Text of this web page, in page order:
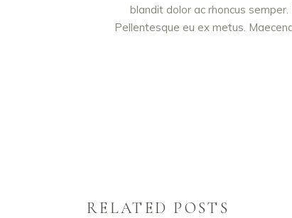
blandit dolor ac rhoncus
Pellentesque eu ex metus.
RELATED POSTS